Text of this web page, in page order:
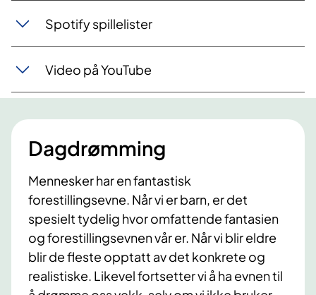
Spotify spillelister
Video på YouTube
Dagdrømming
Mennesker har en fantastisk
forestillingsevne. Når vi er barn, er det
spesielt tydelig hvor omfattende fantasien
og forestillingsevnen vår er. Når vi blir eldre
blir de fleste opptatt av det konkrete og
realistiske. Likevel fortsetter vi å ha evnen til